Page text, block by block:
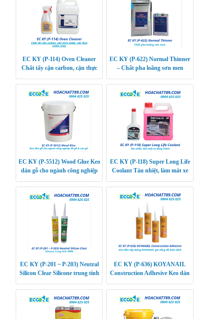
EC KY (P-114) Oven Cleaner
Chất tẩy cặn carbon, cặn thực
lò nướng
EC KY (P-622) Normal Thinner
– Chất pha loãng sơn men
EC KY (P-5512) Wood Glue Keo
dán gỗ cho ngành công nghiệp
EC KY (P-118) Super Long Life
Coolant Tản nhiệt, làm mát xe
EC KY (P-201 ~ P-203) Neutral
Silicon Clear Silicone trung tính
EC KY (P-636) KOYANAIL
Construction Adhesive Keo dán
độ bám dính